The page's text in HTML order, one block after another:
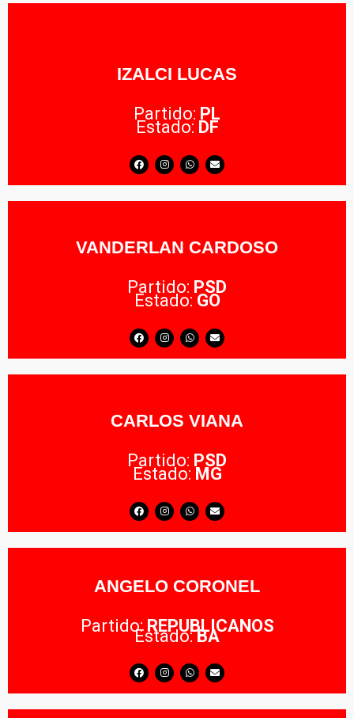
IZALCI LUCAS
Partido: PL
Estado: DF
VANDERLAN CARDOSO
Partido: PSD
Estado: GO
CARLOS VIANA
Partido: PSD
Estado: MG
ANGELO CORONEL
Partido: REPUBLICANOS
Estado:BA